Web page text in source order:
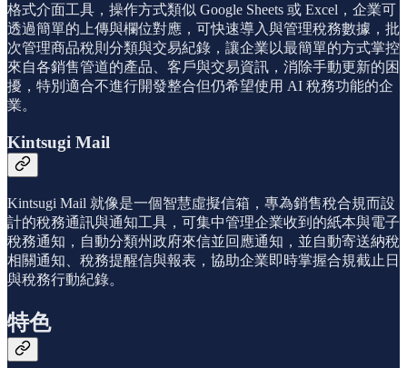
格式介面工具，操作方式類似 Google Sheets 或 Excel，企業可
透過簡單的上傳與欄位對應，可快速導入與管理稅務數據，批
次管理商品稅則分類與交易紀錄，讓企業以最簡單的方式掌控
來自各銷售管道的產品、客戶與交易資訊，消除手動更新的困
擾，特別適合不進行開發整合但仍希望使用 AI 稅務功能的企
業。
Kintsugi Mail
Kintsugi Mail 就像是一個智慧虛擬信箱，專為銷售稅合規而設
計的稅務通訊與通知工具，可集中管理企業收到的紙本與電子
稅務通知，自動分類州政府來信並回應通知，並自動寄送納稅
相關通知、稅務提醒信與報表，協助企業即時掌握合規截止日
與稅務行動紀錄。
特色